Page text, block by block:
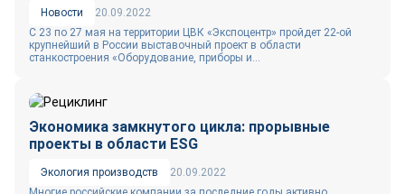
Новости
20.09.2022
С 23 по 27 мая на территории ЦВК «Экспоцентр» пройдет 22-ой
крупнейший в России выставочный проект в области
станкостроения «Оборудование, приборы и...
Экономика замкнутого цикла: прорывные
проекты в области ESG
Экология производств
20.09.2022